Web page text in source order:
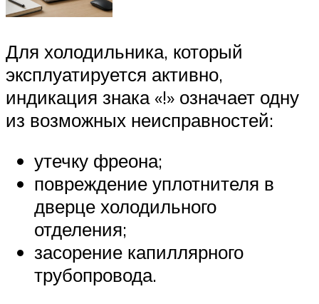
Для холодильника, который
эксплуатируется активно,
индикация знака «!» означает одну
из возможных неисправностей:
утечку фреона;
повреждение уплотнителя в
дверце холодильного
отделения;
засорение капиллярного
трубопровода.